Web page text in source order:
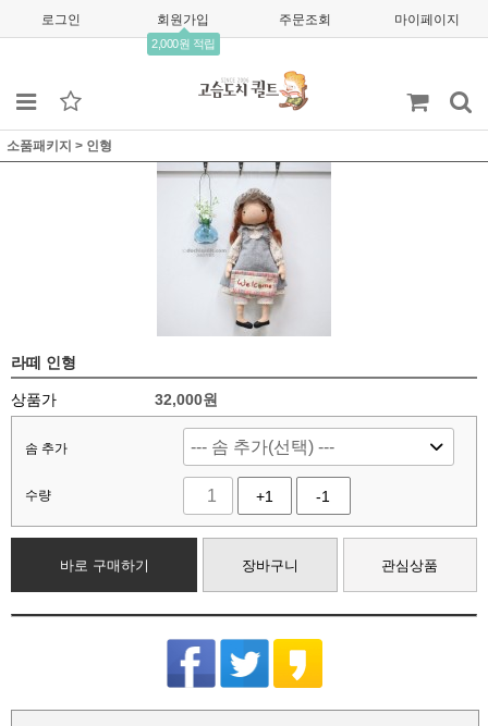
로그인 회원가입
2,000원 적립
주문조회 마이페이지
소품패키지 > 인형
라떼 인형
상품가 32,000원
솜 추가
수량 +1 -1
바로 구매하기 장바구니 관심상품